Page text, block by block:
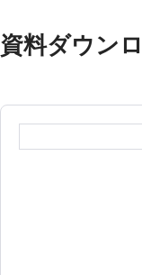
資料ダウン